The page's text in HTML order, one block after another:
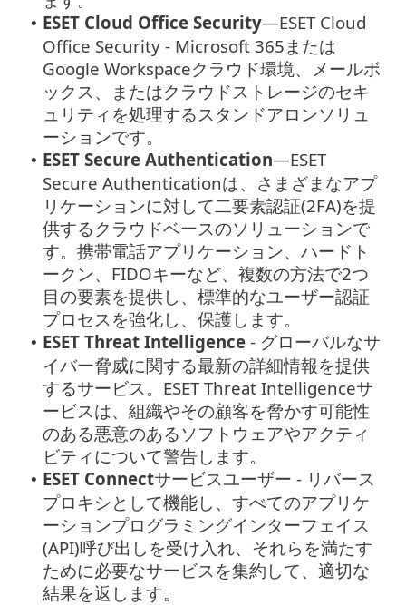
• ESET Cloud Office Security—ESET Cloud
Office Security - Microsoft 365または
Google Workspaceクラウド環境、メールボ
ックス、またはクラウドストレージのセキ
ュリティを処理するスタンドアロンソリュ
ーションです。
• ESET Secure Authentication—ESET
Secure Authenticationは、さまざまなアプ
リケーションに対して二要素認証(2FA)を提
供するクラウドベースのソリューションで
す。携帯電話アプリケーション、ハードト
ークン、FIDOキーなど、複数の方法で2つ
目の要素を提供し、標準的なユーザー認証
プロセスを強化し、保護します。
• ESET Threat Intelligence - グローバルなサ
イバー脅威に関する最新の詳細情報を提供
するサービス。ESET Threat Intelligenceサ
ービスは、組織やその顧客を脅かす可能性
のある悪意のあるソフトウェアやアクティ
ビティについて警告します。
• ESET Connectサービスユーザー - リバース
プロキシとして機能し、すべてのアプリケ
ーションプログラミングインターフェイス
(API)呼び出しを受け入れ、それらを満たす
ために必要なサービスを集約して、適切な
結果を返します。